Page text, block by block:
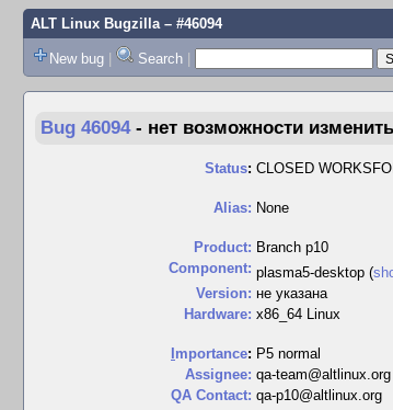
ALT Linux Bugzilla– #46094
New bug | Search |
Bug 46094 - нет возможности
Status: CLOSED
Alias: None
Product: Branch p10
Component: plasma5-desktop (
Version: не указана
Hardware: x86_64 Linux
mportance: P5 normal
Assignee: qa-team@altlinux.org
QA Contact: qa-p10@altlinux.org